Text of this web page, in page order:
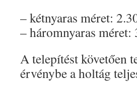
– kétnyaras méret:
– háromnyaras méret:
A telepítést követően
érvénybe a holtág